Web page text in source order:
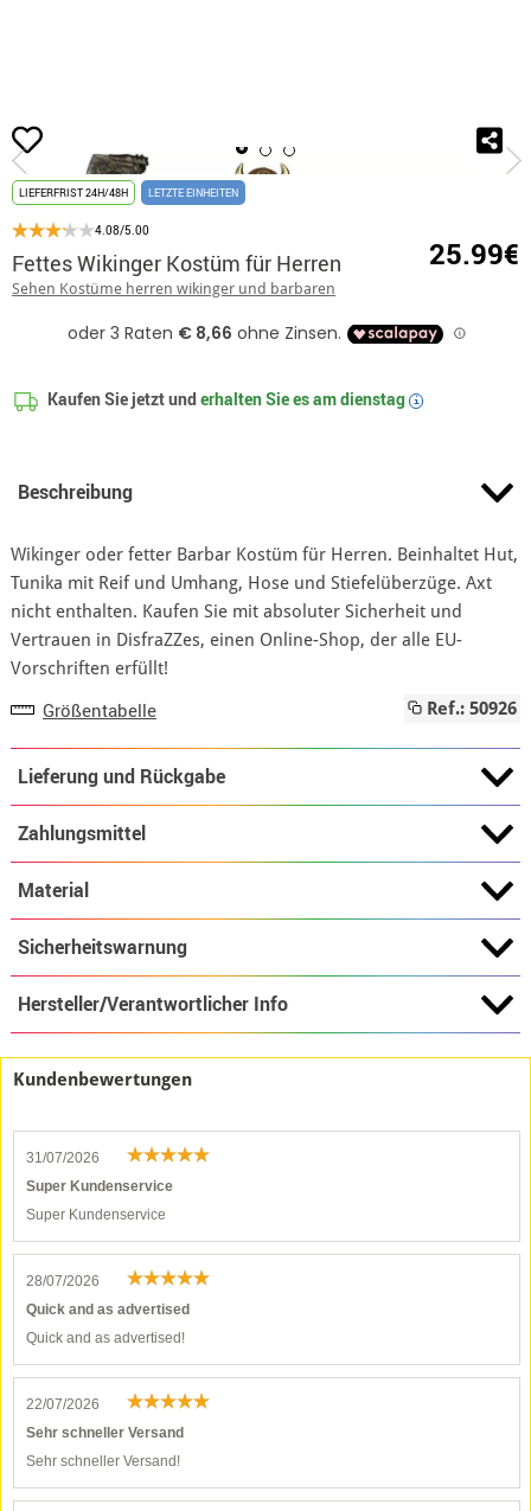
Beginn Disfrazzes - Kostüme und
LIEFERFRIST 24H/48H LETZTE EINHEITEN
4.08/5.00
Fettes Wikinger Kostüm für Herren
Sehen Kostüme herren wikinger und barbaren
25.99€
Kaufen Sie jetzt underhalten Sie es amdienstag i
Beschreibung
Wikinger oder fetter Barbar Kostüm für Herren. Beinhaltet Hut,
Tunika mit Reif und Umhang, Hose und Stiefelüberzüge. Axt
nicht enthalten. Kaufen Sie mit absoluter Sicherheit und
Vertrauen in DisfraZZes, einen Online-Shop, der alle EU-
Vorschriften erfüllt!
Größentabelle Ref.: 50926
Lieferung und Rückgabe
Zahlungsmittel
Material
Sicherheitswarnung
Hersteller/Verantwortlicher Info
Kundenbewertungen
31/07/2026
Super Kundenservice
Super Kundenservice
28/07/2026
Quick and as advertised
Quick and as advertised!
22/07/2026
Sehr schneller Versand
Sehr schneller Versand!